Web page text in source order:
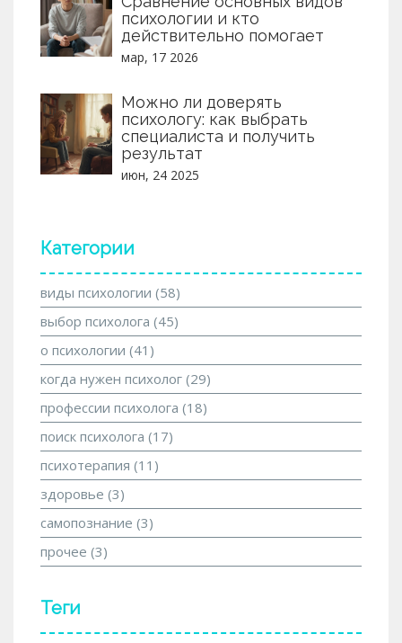
психологии и кто
действительно помогает
мар, 17 2026
Можно ли доверять
психологу: как выбрать
специалиста и получить
результат
июн, 24 2025
Категории
виды психологии (58)
выбор психолога (45)
о психологии (41)
когда нужен психолог (29)
профессии психолога (18)
поиск психолога (17)
психотерапия (11)
здоровье (3)
самопознание (3)
прочее (3)
Теги